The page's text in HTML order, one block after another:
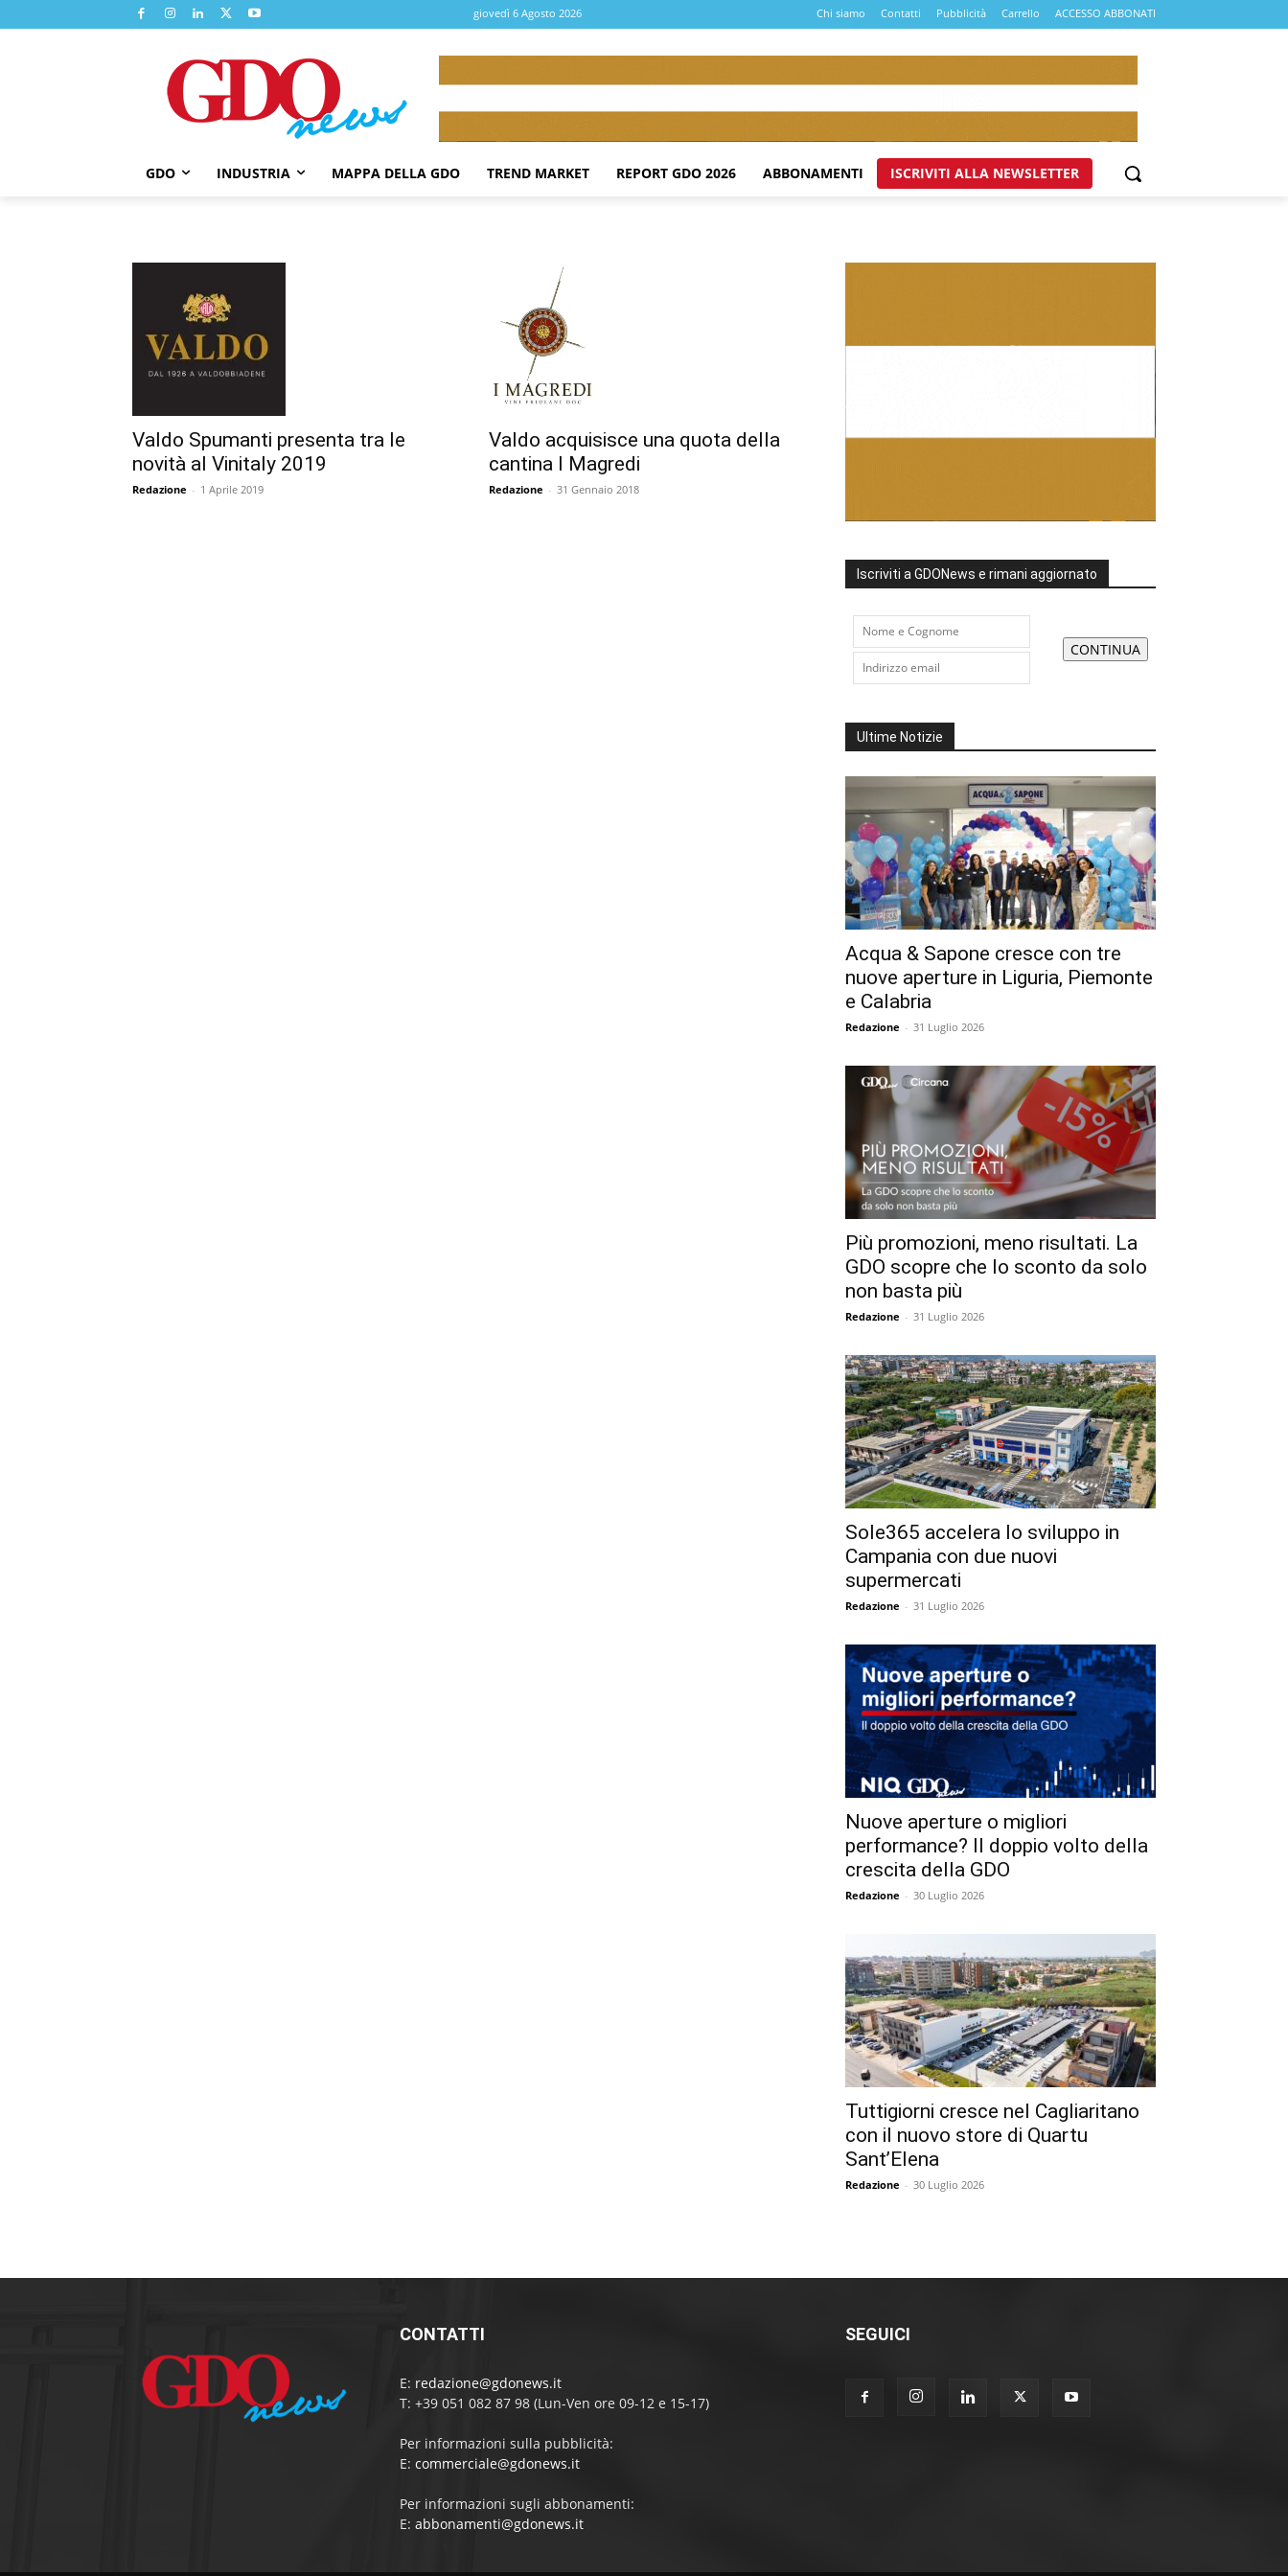
giovedì 6 Agosto 2026 Chi siamo Contatti Pubblicità Carrello ACCESSO ABBONATI
GDO INDUSTRIA MAPPA DELLA GDO TREND MARKET REPORT GDO 2026 ABBONAMENTI ISCRIVITI ALLA NEWSLETTER
Valdo Spumanti presenta tra le
novità al Vinitaly 2019
Redazione - 1 Aprile 2019
Valdo acquisisce una quota della
cantina I Magredi
Redazione - 31 Gennaio 2018
Iscriviti a GDONews e rimani aggiornato
Ultime Notizie
Acqua & Sapone cresce con tre
nuove aperture in Liguria, Piemonte
e Calabria
Redazione - 31 Luglio 2026
Più promozioni, meno risultati. La
GDO scopre che lo sconto da solo
non basta più
Redazione - 31 Luglio 2026
Sole365 accelera lo sviluppo in
Campania con due nuovi
supermercati
Redazione - 31 Luglio 2026
Nuove aperture o migliori
performance? Il doppio volto della
crescita della GDO
Redazione - 30 Luglio 2026
Tuttigiorni cresce nel Cagliaritano
con il nuovo store di Quartu
Sant’Elena
Redazione - 30 Luglio 2026
CONTATTI
E: redazione@gdonews.it
T: +39 051 082 87 98 (Lun-Ven ore 09-12 e 15-17)
Per informazioni sulla pubblicità:
E: commerciale@gdonews.it
Per informazioni sugli abbonamenti:
E: abbonamenti@gdonews.it
SEGUICI